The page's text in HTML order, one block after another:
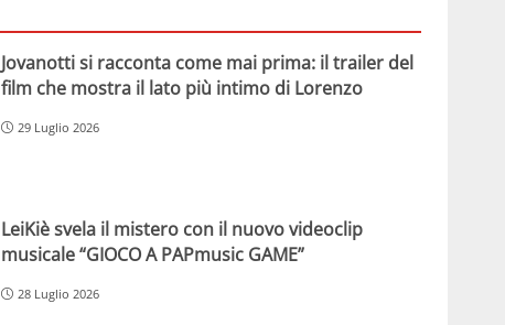
Jovanotti si racconta come mai prima: il trailer del
film che mostra il lato più intimo di Lorenzo
29 Luglio 2026
LeiKiè svela il mistero con il nuovo videoclip
musicale “GIOCO A PAPmusic GAME”
28 Luglio 2026